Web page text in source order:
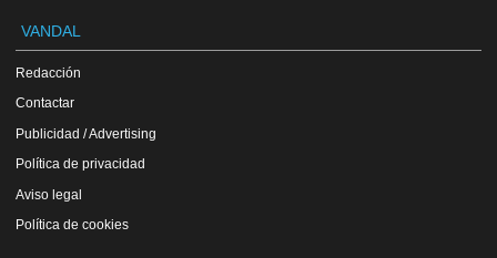
VANDAL
Redacción
Contactar
Publicidad / Advertising
Política de privacidad
Aviso legal
Política de cookies